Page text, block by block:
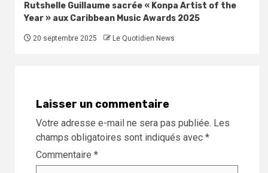
Rutshelle Guillaume sacrée « Konpa Artist of the
Year » aux Caribbean Music Awards 2025
20 septembre 2025 Le Quotidien News
Laisser un commentaire
Votre adresse e-mail ne sera pas publiée. Les
champs obligatoires sont indiqués avec *
Commentaire *